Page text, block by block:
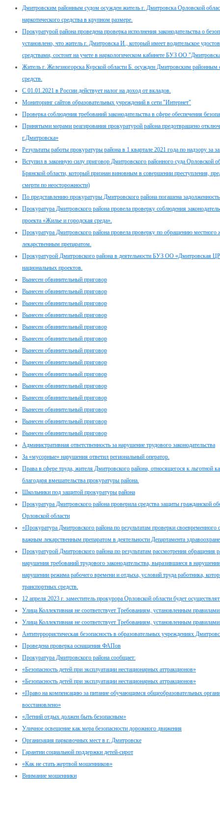
Дмитровским районным судом осужден житель г. Дмитровска Орловской
наркотического средства в крупном размере.
Прокуратурой района проведена проверка исполнения законодательства о
установлено, что житель г. Дмитровска И., который имеет водительское
средствами, состоит на учете в наркологическом кабинете БУЗ ОО
Житель г. Железногорска Курской области Б. осужден Дмитровским районным
средств.
С 01.01.2021 в России действует налог на доход от вкладов.
Мониторинг сайтов образовательных учреждений в сети "Интернет"
Проверка соблюдения требований законодательства в сфере обеспечения
Принятыми мерами реагирования прокуратурой района предотвращено
г.Дмитровска»
Результаты работы прокуратуры района в 1 квартале 2021 года по надзору за
Вступил в законную силу приговор Дмитровского районного суда Орловской
Брянской области, который признан виновным в совершении преступления,
смерти по неосторожности)
По представлению прокуратуры Дмитровского района погашена
Прокуратура Дмитровского района провела проверку соблюдения
проекта «Жилье и городская среда».
Прокуратура Дмитровского района провела проверку по обращению местного
лекарственным препаратом.
Прокуратурой Дмитровского района в деятельности БУЗ ОО «Дмитровская
национальных проектов.
Вынесен обвинительный приговор
Вынесен обвинительный приговор
Вынесен обвинительный приговор
Вынесен обвинительный приговор
Вынесен обвинительный приговор
Вынесен обвинительный приговор
Вынесен обвинительный приговор
Вынесен обвинительный приговор
Вынесен обвинительный приговор
Вынесен обвинительный приговор
Вынесен обвинительный приговор
Вынесен обвинительный приговор
Вынесен обвинительный приговор
Вынесен обвинительный приговор
Административная ответственность за нарушение трудового законодательства
За «мусорные» нарушения ответил региональный оператор.
Права в сфере труда, жителя Дмитровского района, относящегося к льготной
благодаря вмешательства прокуратуры района.
Школьники под защитой прокуратуры района
Прокуратура Дмитровского района проверила средства защиты гражданской
Орловской области
«Прокуратура Дмитровского района по результатам проверки своевременного
важным лекарственным препаратом в деятельности Департамента
Прокуратурой Дмитровского района по результатам рассмотрения
нарушения требований трудового законодательства, выразившиеся в
нарушении режима рабочего времени и отдыха, условий труда работника,
транспортных средств.
12 апреля 2023 г. заместитель прокурора Орловской области будет
Улица Коллективная не соответствует Требованиям, установленным
Улица Коллективная не соответствует Требованиям, установленным
Антитеррористическая безопасность в образовательных учреждениях
Проведена проверка оснащения ФАПов
Прокуратура Дмитровского района сообщает:
«Безопасность детей при эксплуатации нестационарных аттракционов»
«Безопасность детей при эксплуатации нестационарных аттракционов»
«Право на компенсацию за питание обучающимся общеобразовательных
восстановлено»
«Летний отдых должен быть безопасным»
Уличное освещение как мера безопасности дорожного движения
Организация парковочных мест в г. Дмитровске
Гарантии социальной поддержки детей-сирот
«Как не стать жертвой мошенников»
Внимание мошенники